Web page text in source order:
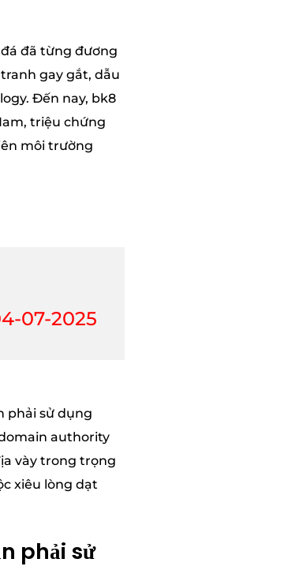
đã từng đương
gay gắt, dẫu
Đến nay, bk8
triệu chứng
môi trường
07-2025
phải sử dụng
authority
vày trong trọng
xiêu lòng dạt
phải sử